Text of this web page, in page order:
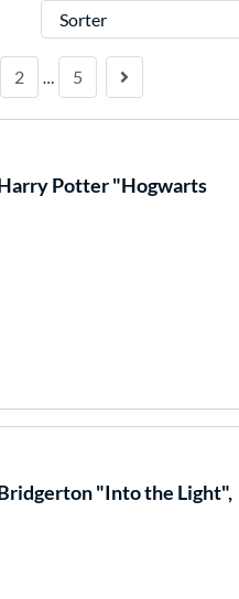
Sorter
2 … 5
Potter "Hogwarts
"Into the Light",